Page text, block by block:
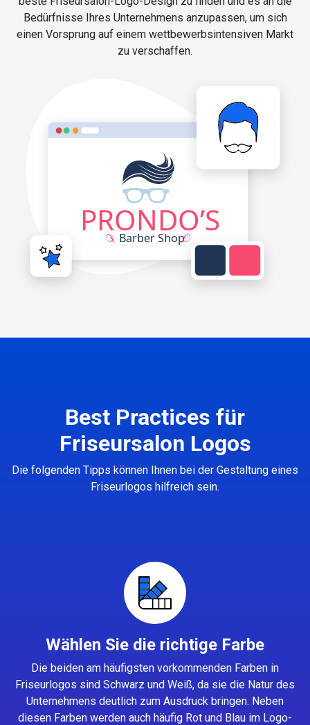
Bedürfnisse Ihres Unternehmens anzupassen, um sich
einen Vorsprung auf einem wettbewerbsintensiven Markt
zu verschaffen.
Best Practices für
Friseursalon Logos
Die folgenden Tipps können Ihnen bei der Gestaltung eines
Friseurlogos hilfreich sein.
Wählen Sie die richtige Farbe
Die beiden am häufigsten vorkommenden Farben in
Friseurlogos sind Schwarz und Weiß, da sie die Natur des
Unternehmens deutlich zum Ausdruck bringen. Neben
diesen Farben werden auch häufig Rot und Blau im Logo-